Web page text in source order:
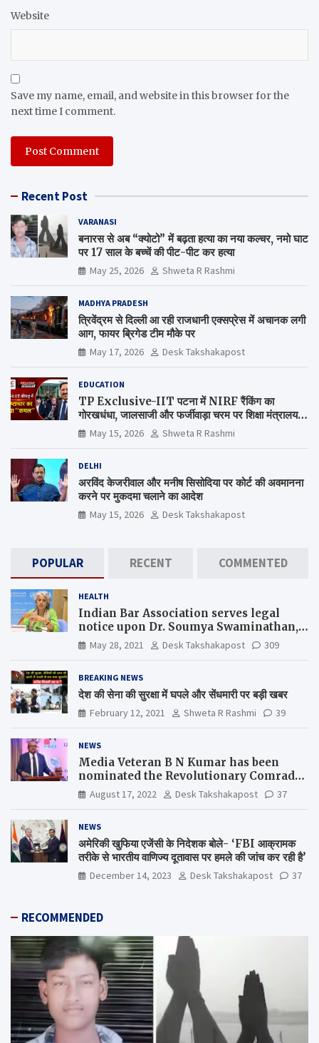
Website
Save my name, email, and website in this browser for the
next time I comment.
Recent Post
VARANASI
बनारस से अब “क्योटो” में बढ़ता हत्या का नया कल्चर, नमो घाट
पर 17 साल के बच्चें की पीट-पीट कर हत्या
May 25, 2026 Shweta R Rashmi
MADHYA PRADESH
त्रिवेंद्रम से दिल्ली आ रही राजधानी एक्सप्रेस में अचानक लगी
आग, फायर ब्रिगेड टीम मौके पर
May 17, 2026 Desk Takshakapost
EDUCATION
TP Exclusive-IIT पटना में NIRF रैंकिंग का
गोरखधंधा, जालसाजी और फर्जीवाड़ा चरम पर शिक्षा मंत्रालय
कब जागेगा ?
May 15, 2026 Shweta R Rashmi
DELHI
अरविंद केजरीवाल और मनीष सिसोदिया पर कोर्ट की अवमानना
करने पर मुकदमा चलाने का आदेश
May 15, 2026 Desk Takshakapost
POPULAR RECENT COMMENTED
HEALTH
Indian Bar Association serves legal
notice upon Dr. Soumya Swaminathan,
the Chief Scientist, WHO
May 28, 2021 Desk Takshakapost 309
BREAKING NEWS
देश की सेना की सुरक्षा में घपले और सेंधमारी पर बड़ी खबर
February 12, 2021 Shweta R Rashmi 39
NEWS
Media Veteran B N Kumar has been
nominated the Revolutionary Comrade
Shiv Varma Media Award 2022-23
August 17, 2022 Desk Takshakapost 37
NEWS
अमेरिकी खुफिया एजेंसी के निदेशक बोले- ‘FBI आक्रामक
तरीके से भारतीय वाणिज्य दूतावास पर हमले की जांच कर रही है’
December 14, 2023 Desk Takshakapost 37
RECOMMENDED